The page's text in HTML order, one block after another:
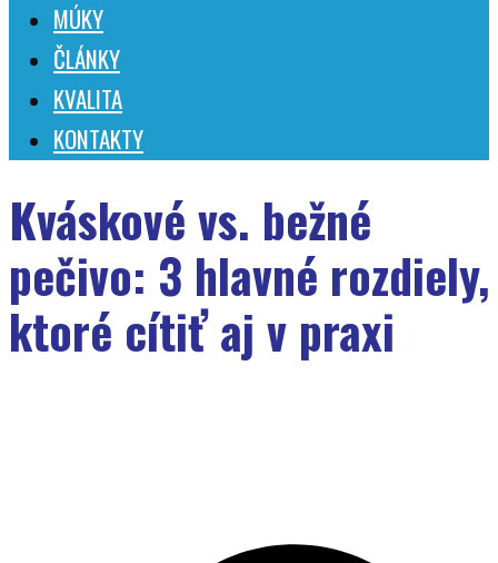
MÚKY
ČLÁNKY
KVALITA
KONTAKTY
Kváskové vs. bežné
pečivo: 3 hlavné rozdiely,
ktoré cítiť aj v praxi